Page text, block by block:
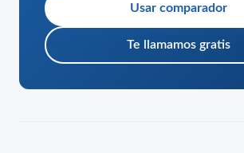
Usar comparador
Te llamamos gratis